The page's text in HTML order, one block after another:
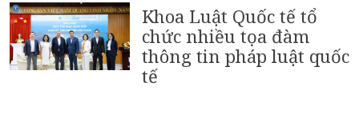
Khoa Luật Quốc tế tổ
chức nhiều tọa đàm
thông tin pháp luật quốc
tế